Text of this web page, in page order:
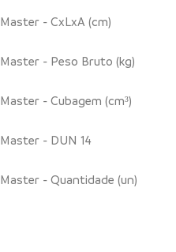
Master - CxLxA (cm)
Master - Peso Bruto (kg)
Master - Cubagem (cm³)
Master - DUN 14
Master - Quantidade (un)